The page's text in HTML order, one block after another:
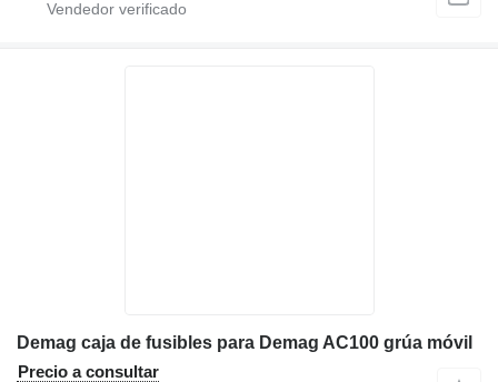
Demag caja de fusibles para Demag AC100 grúa móvil
Precio a consultar